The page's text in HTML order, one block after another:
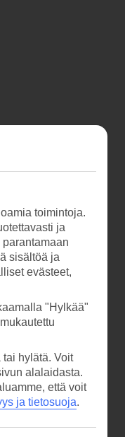
toimintoja.
ja
sisältöä ja
evästeet,
"Hylkää"
hylätä. Voit
alalaidasta.
että voit
ja tietosuoja.